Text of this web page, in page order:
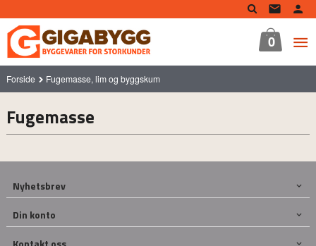
til
innholdet
0
Forside Fugemasse, lim og byggskum
Fugemasse
Nyhetsbrev
Din konto